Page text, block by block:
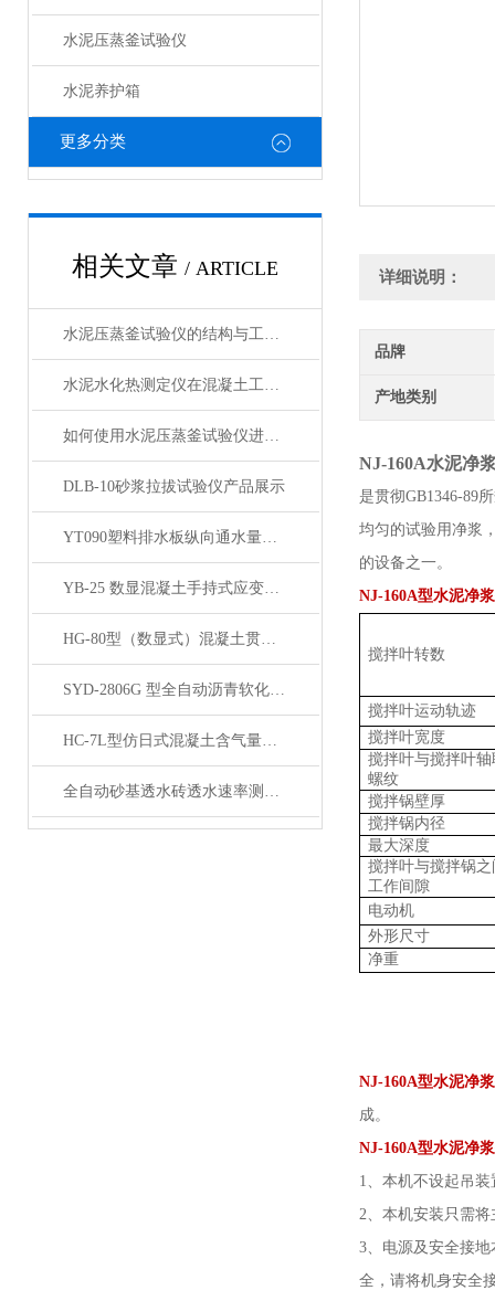
水泥压蒸釜试验仪
水泥养护箱
更多分类
相关文章 / ARTICLE
水泥压蒸釜试验仪的结构与工作原理解析
水泥水化热测定仪在混凝土工程中的应用
如何使用水泥压蒸釜试验仪进行水泥蒸养试验？
DLB-10砂浆拉拔试验仪产品展示
YT090塑料排水板纵向通水量测定仪产品展示
YB-25 数显混凝土手持式应变仪产品展示
HG-80型（数显式）混凝土贯入阻力测定仪产品展示
SYD-2806G 型全自动沥青软化点仪展示
HC-7L型仿日式混凝土含气量测定仪产品展示
全自动砂基透水砖透水速率测试仪产品展示
详细说明：
品牌
产地类别
NJ-160A水泥净
是贯彻GB1346-89
均匀的试验用净浆
的设备之一。
NJ-160A型水泥净
搅拌叶转数
搅拌叶运动轨迹
搅拌叶宽度
搅拌叶与搅拌叶轴
螺纹
搅拌锅壁厚
搅拌锅内径
最大深度
搅拌叶与搅拌锅之
工作间隙
电动机
外形尺寸
净重
NJ-160A型水泥净
成。
NJ-160A型水泥净
1、本机不设起吊
2、本机安装只需
3、电源及安全接
全，请将机身安全